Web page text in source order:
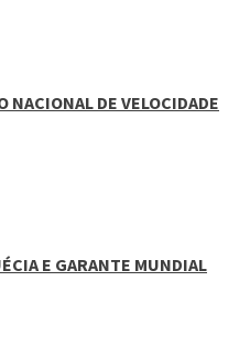
NACIONAL DE VELOCIDADE
E GARANTE MUNDIAL